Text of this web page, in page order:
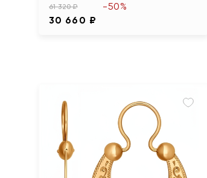
61 320 ₽
30 660 ₽
-50%